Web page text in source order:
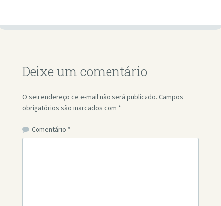
Deixe um comentário
O seu endereço de e-mail não será publicado. Campos
obrigatórios são marcados com *
Comentário *